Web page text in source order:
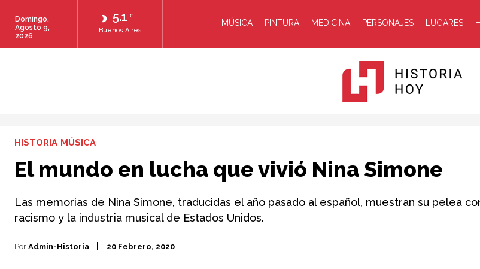
5.1 C
Buenos Aires
Domingo,
Agosto 9,
2026
MÚSICA PINTURA MEDICINA PERSONAJES LUGARES
HISTORIA MÚSICA
El mundo en lucha que vivió Nina Simone
Las memorias de Nina Simone, traducidas el año pasado al español, muestran su pelea
racismo y la industria musical de Estados Unidos.
Por Admin-Historia 20 Febrero, 2020